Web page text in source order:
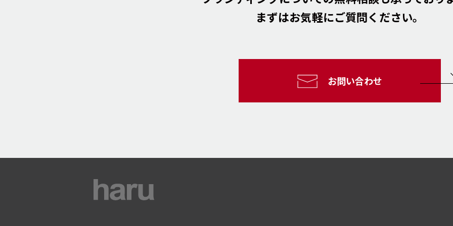
まずはお気軽にご質問ください。
お問い合わせ